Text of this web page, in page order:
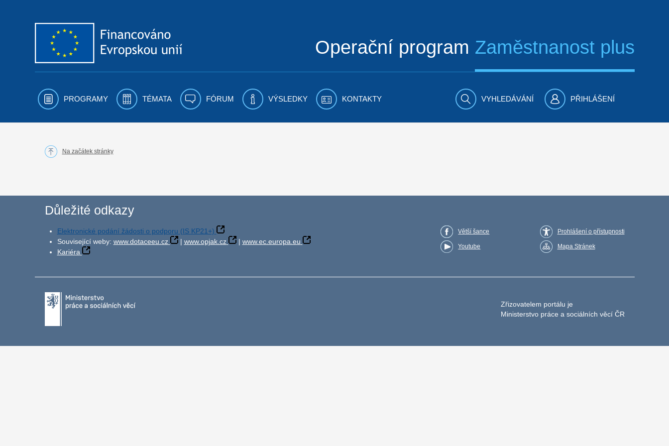
Operační program Zaměstnanost plus
PROGRAMY TÉMATA FÓRUM VÝSLEDKY KONTAKTY VYHLEDÁVÁNÍ PŘIHLÁŠENÍ
Na začátek stránky
Důležité odkazy
Elektronické podání žádosti o podporu (IS KP21+)
Související weby: www.dotaceeu.cz | www.opjak.cz | www.ec.europa.eu
Kariéra
Větší šance
Youtube
Prohlášení o přístupnosti
Mapa Stránek
Zřizovatelem portálu je
Ministerstvo práce a sociálních věcí ČR